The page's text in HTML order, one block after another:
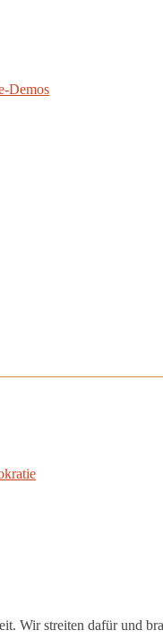
Demos
Wir streiten dafür und